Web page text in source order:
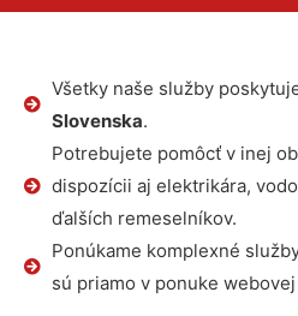
Všetky naše služby
Slovenska.
Potrebujete pomôcť v inej
dispozícii aj elektrikára,
ďalších remeselníkov.
Ponúkame komplexné
sú priamo v ponuke